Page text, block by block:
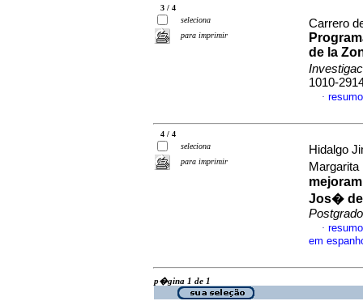
3 / 4
seleciona
para imprimir
Carrero
de la
1010-
·
4 / 4
seleciona
para imprimir
Hidalgo
Margarita
Jos� de
Postgrado
·
em
p�gina 1 de 1